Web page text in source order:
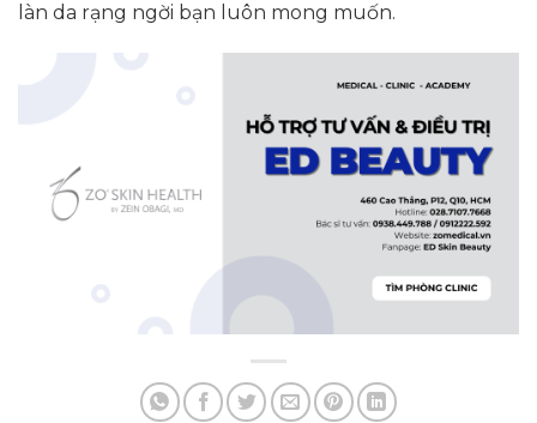
làn da rạng ngời bạn luôn mong muốn.